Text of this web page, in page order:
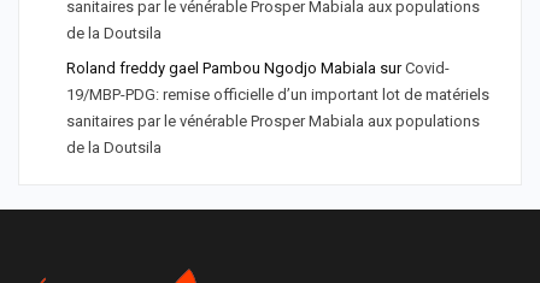
sanitaires par le vénérable Prosper Mabiala aux populations
de la Doutsila
Roland freddy gael Pambou Ngodjo Mabiala surCovid-
19/MBP-PDG: remise officielle d’un important lot de matériels
sanitaires par le vénérable Prosper Mabiala aux populations
de la Doutsila